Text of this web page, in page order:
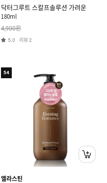
닥터그루트 스칼프솔루션 가려운
180ml
4,900원
5.0 리뷰2
54
엘라스틴